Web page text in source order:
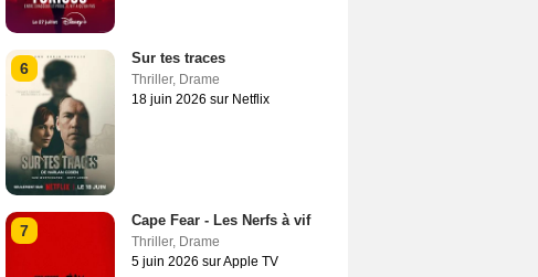
6
Sur tes traces
Thriller, Drame
18 juin 2026 sur Netflix
7
Cape Fear - Les Nerfs à vif
Thriller, Drame
5 juin 2026 sur Apple TV